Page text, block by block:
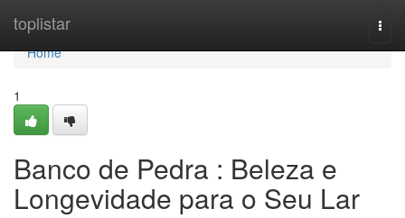
toplistar
Home
Home
1
Banco de Pedra : Beleza e
Longevidade para o Seu Lar